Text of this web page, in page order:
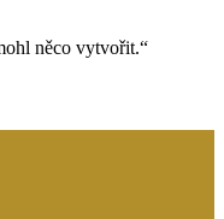
něco vytvořit.“